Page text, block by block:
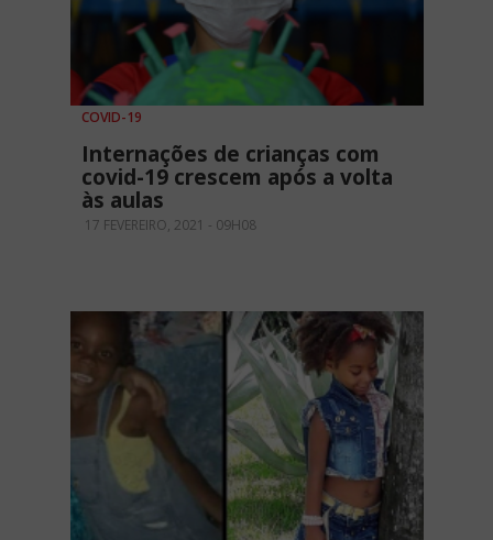
COVID-19
Internações de crianças com
covid-19 crescem após a volta
às aulas
17 FEVEREIRO, 2021 - 09H08